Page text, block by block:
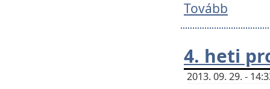
Tovább
4. heti
2013. 09. 29. -